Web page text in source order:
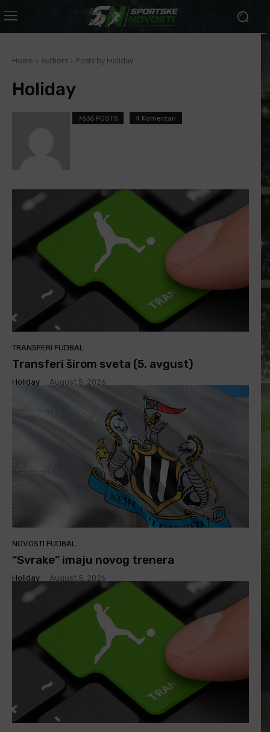
Home Authors Posts by Holiday
Holiday
7636 POSTS 4 Komentari
TRANSFERI FUDBAL
Transferi širom sveta (5. avgust)
Holiday August 5, 2026
NOVOSTI FUDBAL
“Svrake” imaju novog trenera
Holiday August 5, 2026